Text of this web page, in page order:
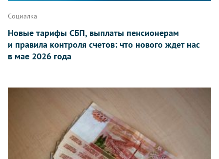
Социалка
Новые тарифы СБП, выплаты пенсионерам
и правила контроля счетов: что нового ждет нас
в мае 2026 года